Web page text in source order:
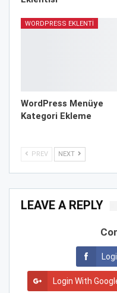
WORDPRESS EKLENTI
WordPress Menüye
Kategori Ekleme
PREV NEXT
LEAVE A REPLY
Login With